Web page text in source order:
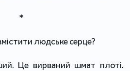
*
людське серце?
Це вирваний шмат плоті.